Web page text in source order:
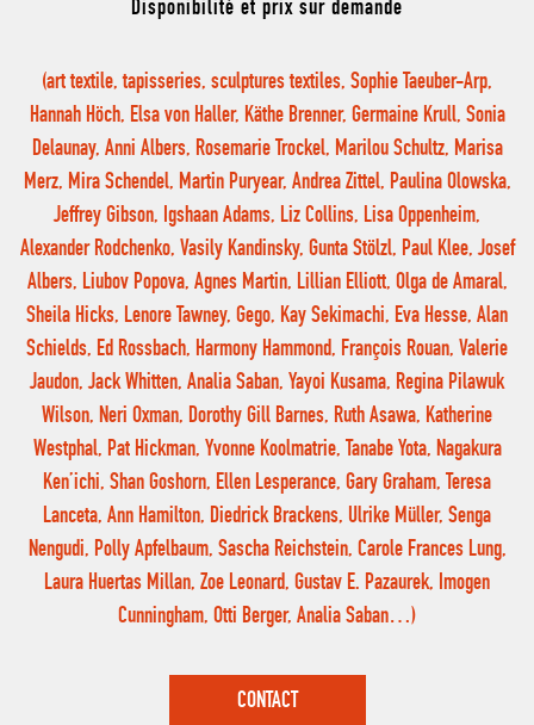
Disponibilité et prix sur demande
(art textile, tapisseries, sculptures textiles, Sophie Taeuber-Arp,
Hannah Höch, Elsa von Haller, Käthe Brenner, Germaine Krull, Sonia
Delaunay, Anni Albers, Rosemarie Trockel, Marilou Schultz, Marisa
Merz, Mira Schendel, Martin Puryear, Andrea Zittel, Paulina Olowska,
Jeffrey Gibson, Igshaan Adams, Liz Collins, Lisa Oppenheim,
Alexander Rodchenko, Vasily Kandinsky, Gunta Stölzl, Paul Klee, Josef
Albers, Liubov Popova, Agnes Martin, Lillian Elliott, Olga de Amaral,
Sheila Hicks, Lenore Tawney, Gego, Kay Sekimachi, Eva Hesse, Alan
Schields, Ed Rossbach, Harmony Hammond, François Rouan, Valerie
Jaudon, Jack Whitten, Analia Saban, Yayoi Kusama, Regina Pilawuk
Wilson, Neri Oxman, Dorothy Gill Barnes, Ruth Asawa, Katherine
Westphal, Pat Hickman, Yvonne Koolmatrie, Tanabe Yota, Nagakura
Ken’ichi, Shan Goshorn, Ellen Lesperance, Gary Graham, Teresa
Lanceta, Ann Hamilton, Diedrick Brackens, Ulrike Müller, Senga
Nengudi, Polly Apfelbaum, Sascha Reichstein, Carole Frances Lung,
Laura Huertas Millan, Zoe Leonard, Gustav E. Pazaurek, Imogen
Cunningham, Otti Berger, Analia Saban…)
CONTACT